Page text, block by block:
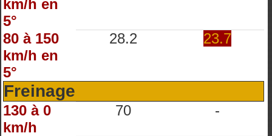
km/h en
5°
80 à 150
km/h en
5°
28.2 23.7
Freinage
130 à 0
km/h
70 -